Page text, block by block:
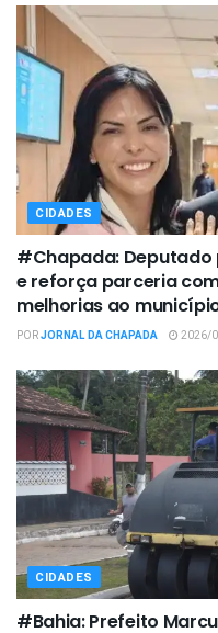
CIDADES
#Chapada: Deputado
e reforça parceria
melhorias ao
PORJORNAL DA CHAPADA 2026/
CIDADES
#Bahia: Prefeito